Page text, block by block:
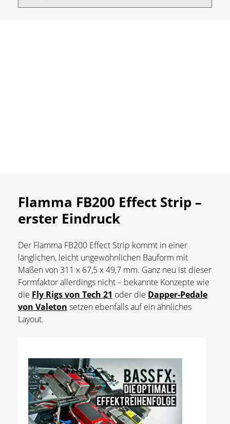
Flamma FB200 Effect Strip –
erster Eindruck
Der Flamma FB200 Effect Strip kommt in einer
länglichen, leicht ungewöhnlichen Bauform mit
Maßen von 311 x 67,5 x 49,7 mm. Ganz neu ist dieser
Formfaktor allerdings nicht – bekannte Konzepte wie
die Fly Rigs von Tech 21 oder die Dapper-Pedale
von Valeton setzen ebenfalls auf ein ähnliches
Layout.